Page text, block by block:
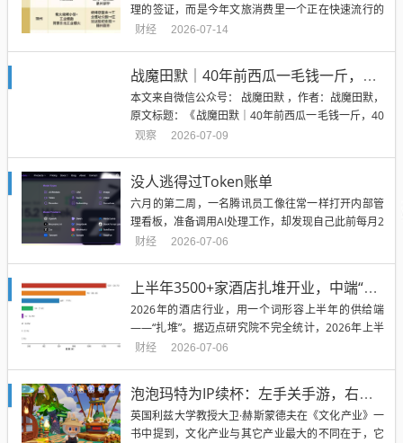
理的签证，而是今年文旅消费里一个正在快速流行的
新现象。以前，一个人到一座城市，第一件事是去酒
事，却是拖着行李箱直奔一个固定机位.排队半小时，
拍照一分钟，然后第一时...
财经 2026-07-14
战魔田默｜40年前西瓜一毛钱一斤，40年后还有瓜农卖一毛：丰收为什么没有变成好日子？
本文来自微信公众号： 战魔田默 ，作者：战魔田默，
原文标题：《战魔田默｜40年前西瓜一毛钱一斤，40
年后还有瓜农卖一毛：丰收为什么没有变成好日
再次被推到公众面前。公开报道和网络讨论里，有的
瓜一毛多一斤，个别...
观察 2026-07-09
没人逃得过Token账单
六月的第二周，一名腾讯员工像往常一样打开内部管
理看板，准备调用AI处理工作，却发现自己此前每月2
000美元的Token额度，变成了1400元人民币，只用
需求较大的混元大模型团队，员工月额度约70...
财经 2026-07-06
上半年3500+家酒店扎堆开业，中端“吃掉”半壁江山
2026年的酒店行业，用一个词形容上半年的供给端
——“扎堆”。据迈点研究院不完全统计，2026年上半
年全国新增超过3500家酒店，新增总客房超过31.6万
近八成，品牌中端化下沉趋势明显。从客房数量来
看...
财经 2026-07-06
泡泡玛特为IP续杯：左手关手游，右手开甜品店
英国利兹大学教授大卫·赫斯蒙德夫在《文化产业》一
书中提到，文化产业与其它产业最大的不同在于，它